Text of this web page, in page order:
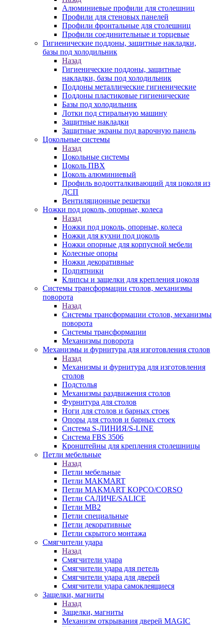
Алюминиевые профили для столешниц
Профили для стеновых панелей
Профили фронтальные для столешниц
Профили соединительные и торцевые
Гигиенические поддоны, защитные накладки,
базы под холодильник
Назад
Гигиенические поддоны, защитные
накладки, базы под холодильник
Поддоны металлические гигиенические
Поддоны пластиковые гигиенические
Базы под холодильник
Лотки под стиральную машину
Защитные накладки
Защитные экраны под варочную панель
Цокольные системы
Назад
Цокольные системы
Цоколь ПВХ
Цоколь алюминиевый
Профиль водоотталкивающий для цоколя из
ДСП
Вентиляционные решетки
Ножки под цоколь, опорные, колеса
Назад
Ножки под цоколь, опорные, колеса
Ножки для кухни под цоколь
Ножки опорные для корпусной мебели
Колесные опоры
Ножки декоративные
Подпятники
Клипсы и защелки для крепления цоколя
Системы трансформации столов, механизмы
поворота
Назад
Системы трансформации столов, механизмы
поворота
Системы трансформации
Механизмы поворота
Механизмы и фурнитура для изготовления столов
Назад
Механизмы и фурнитура для изготовления
столов
Подстолья
Механизмы раздвижения столов
Фурнитура для столов
Ноги для столов и барных стоек
Опоры для столов и барных стоек
Система S-ЛИНИЯ/S-LINE
Система FBS 3506
Кронштейны для крепления столешницы
Петли мебельные
Назад
Петли мебельные
Петли MAKMART
Петли MAKMART КОРСО/CORSO
Петли САЛИЧЕ/SALICE
Петли MB2
Петли специальные
Петли декоративные
Петли скрытого монтажа
Смягчители удара
Назад
Смягчители удара
Смягчители удара для петель
Смягчители удара для дверей
Cмягчители удара самоклеящиеся
Защелки, магниты
Назад
Защелки, магниты
Механизм открывания дверей MAGIC